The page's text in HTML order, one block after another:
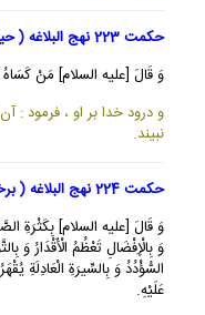
حکمت 223 نهج البلاغه ( حیا و عیب پوشی )
وَ قَالَ [عليه السلام] مَنْ كَسَاهُ
و درود خدا بر او ، فرمود
نبيند.
حکمت 224 نهج البلاغه ( برخی از ارزش های اخلاقی )
وَ قَالَ [عليه السلام] بِكَثْرَةِ
وَ بِالْإِفْضَالِ تَعْظُمُ الْأَقْدَارُ وَ
السُّؤْدُدُ وَ بِالسِّيرَةِ الْعَادِلَةِ
عَلَيْهِ.